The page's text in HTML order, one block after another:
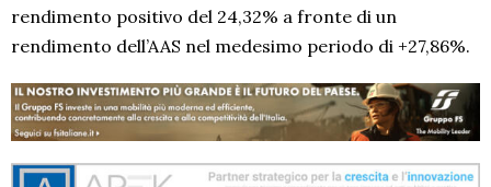
rendimento positivo del 24,32% a fronte di un
rendimento dell’AAS nel medesimo periodo di +27,86%.